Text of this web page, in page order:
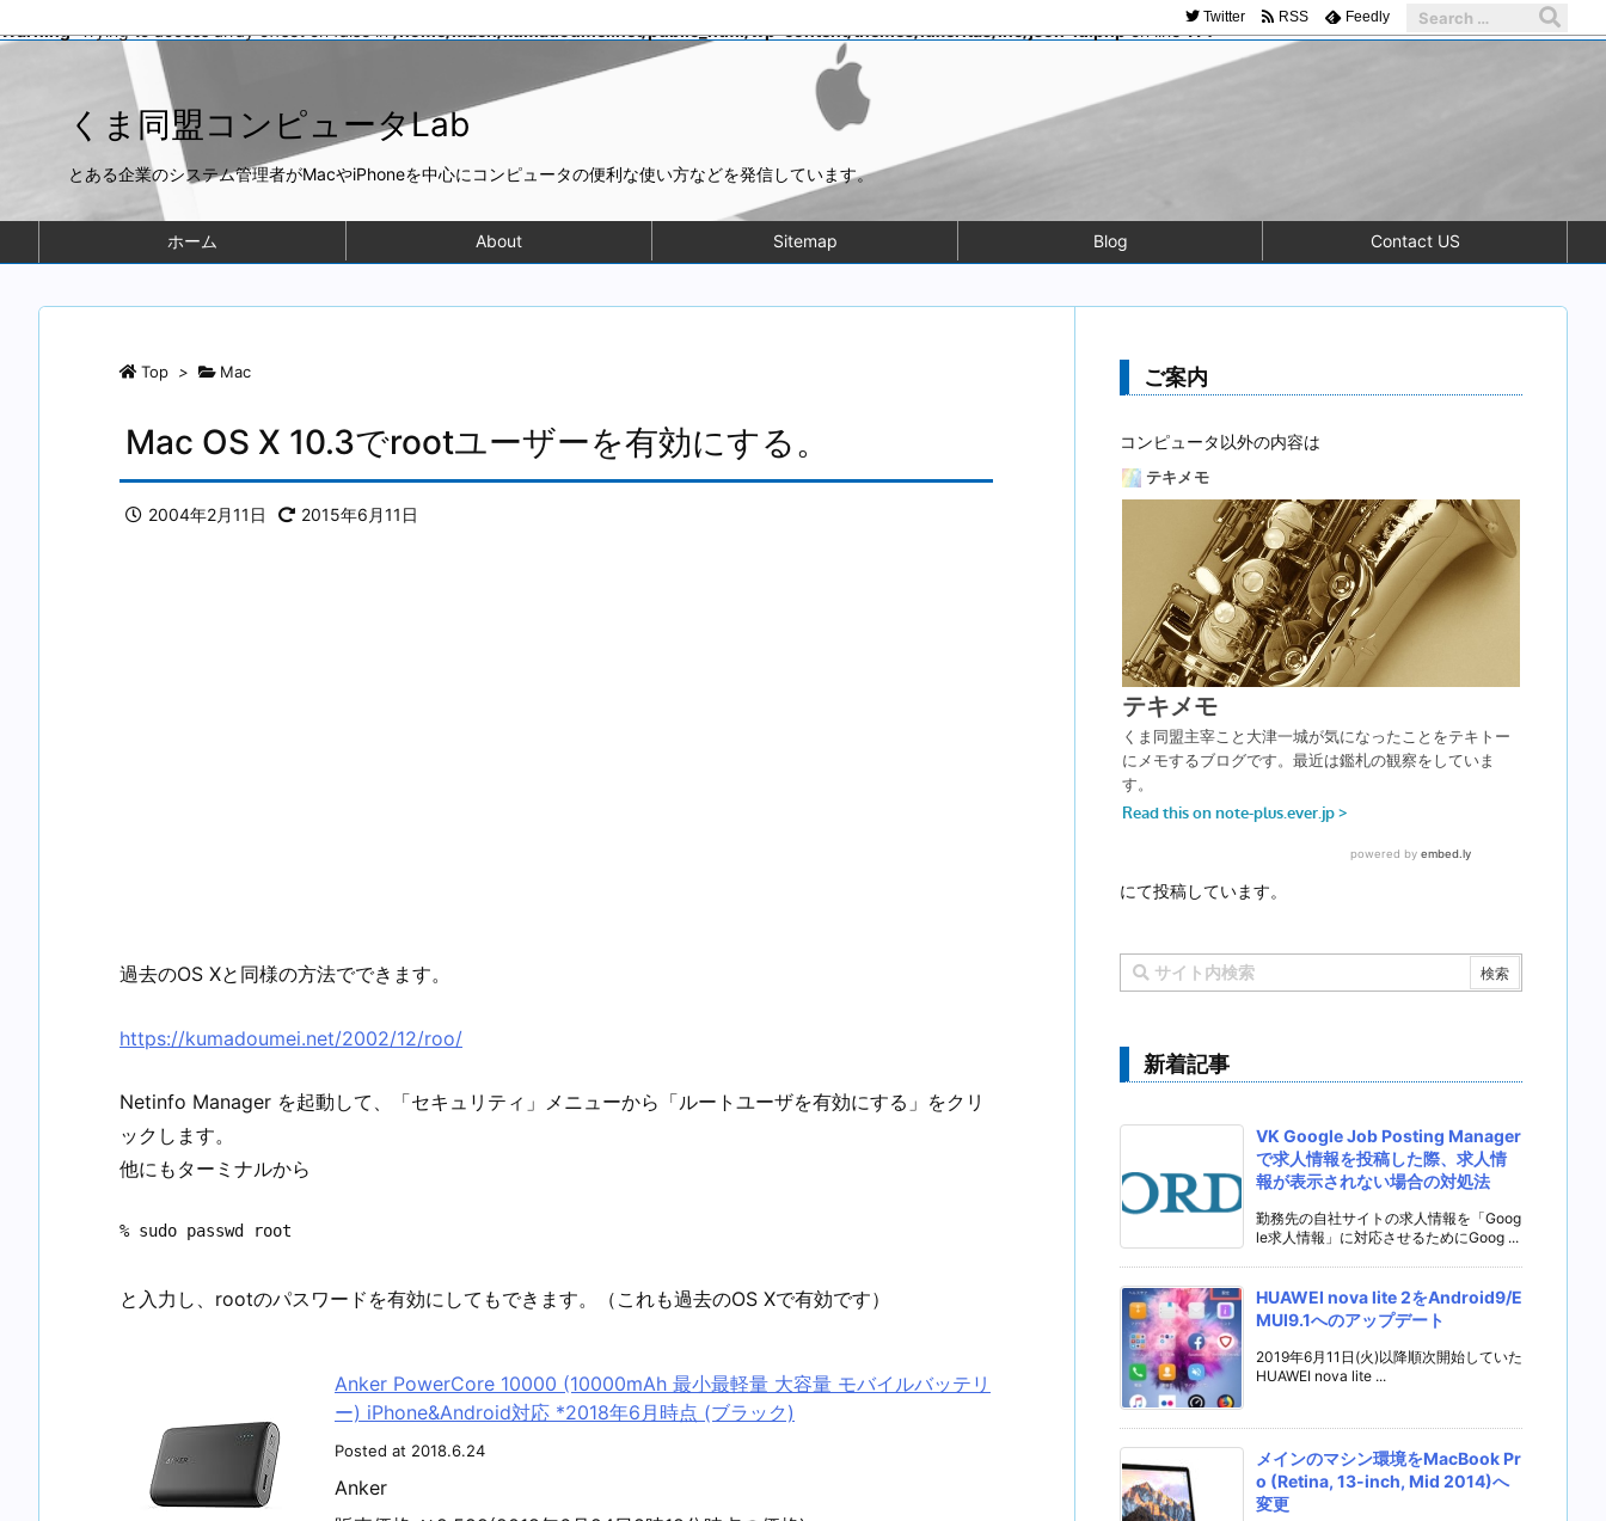
Warning: Trying to access array offset on false in/home/mach/kumadoumei.net/public_html/wp-content/themes/luxeritas/inc/json-ld.phpon line114
くま同盟コンピュータLab
とある企業のシステム管理者がMacやiPhoneを中心にコンピュータの便利な使い方などを発信しています。
ホーム About Sitemap Blog Contact US
Twitter RSS Feedly
Top > Mac
Mac OS X 10.3でrootユーザーを有効にする。
2004年2月11日 2015年6月11日
過去のOS Xと同様の方法でできます。
https://kumadoumei.net/2002/12/roo/
Netinfo Manager を起動して、「セキュリティ」メニューから「ルートユーザを有効にする」をクリ
ックします。
他にもターミナルから
% sudo passwd root
と入力し、rootのパスワードを有効にしてもできます。（これも過去のOS Xで有効です）
Anker PowerCore 10000 (10000mAh 最小最軽量 大容量 モバイルバッテリ
ー) iPhone&Android対応 *2018年6月時点 (ブラック)
Posted at 2018.6.24
Anker
ご案内
コンピュータ以外の内容は
にて投稿しています。
新着記事
VK Google Job Posting Manager
で求人情報を投稿した際、求人情
報が表示されない場合の対処法
勤務先の自社サイトの求人情報を「Goog
le求人情報」に対応させるためにGoog ...
HUAWEI nova lite 2をAndroid9/E
MUI9.1へのアップデート
2019年6月11日(火)以降順次開始していた
HUAWEI nova lite ...
メインのマシン環境をMacBook Pr
o (Retina, 13-inch, Mid 2014)へ
変更